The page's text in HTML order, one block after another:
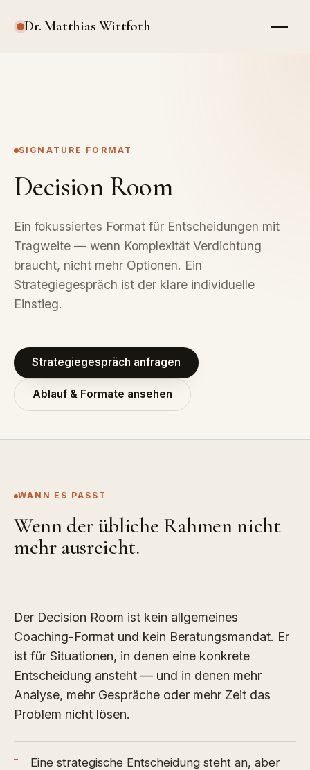
Dr. Matthias Wittfoth
SIGNATURE FORMAT
Decision Room
Ein fokussiertes Format für Entscheidungen mit
Tragweite — wenn Komplexität Verdichtung
braucht, nicht mehr Optionen. Ein
Strategiegespräch ist der klare individuelle
Einstieg.
Strategiegespräch anfragen
Ablauf & Formate ansehen
WANN ES PASST
Wenn der übliche Rahmen nicht
mehr ausreicht.
Der Decision Room ist kein allgemeines
Coaching-Format und kein Beratungsmandat. Er
ist für Situationen, in denen eine konkrete
Entscheidung ansteht — und in denen mehr
Analyse, mehr Gespräche oder mehr Zeit das
Problem nicht lösen.
Eine strategische Entscheidung steht an, aber